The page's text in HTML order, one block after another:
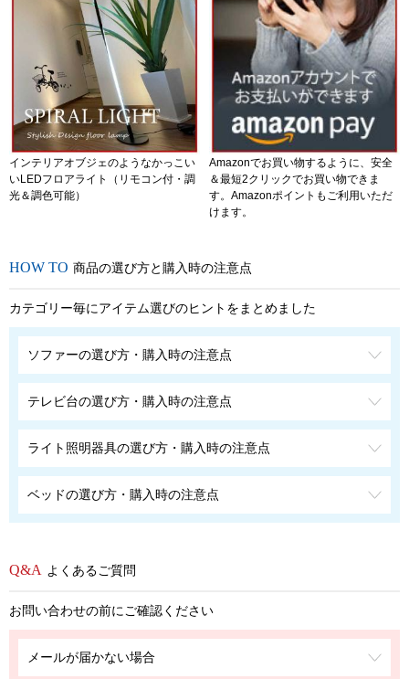
インテリアオブジェのようなかっこい
いLEDフロアライト（リモコン付・調
光＆調色可能）
Amazonでお買い物するように、安全
＆最短2クリックでお買い物できま
す。Amazonポイントもご利用いただ
けます。
商品の選び方と購入時の注意点
カテゴリー毎にアイテム選びのヒントをまとめました
ソファーの選び方・購入時の注意点
テレビ台の選び方・購入時の注意点
ライト照明器具の選び方・購入時の注意点
ベッドの選び方・購入時の注意点
よくあるご質問
お問い合わせの前にご確認ください
メールが届かない場合